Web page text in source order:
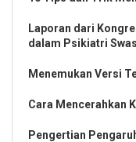
Laporan dari
dalam Psikiatri
Menemukan Versi
Cara Mencerahkan
Pengertian